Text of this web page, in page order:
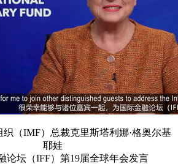
织（IMF）总裁克里斯塔利娜·格奥尔基
耶娃
论坛（IFF）第19届全球年会发言